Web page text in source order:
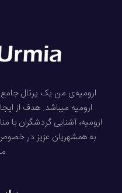
ارومیه‌ی من یک پرتال
ارومیه میباشد. هدف از
ارومیه، آشنایی گردشگران
به همشهریان عزیز در